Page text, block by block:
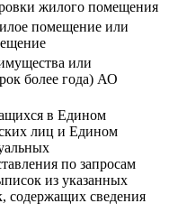
жилого помещения
помещение или
или
более года) АО
в Едином
лиц и Едином
по запросам
из указанных
содержащих сведения